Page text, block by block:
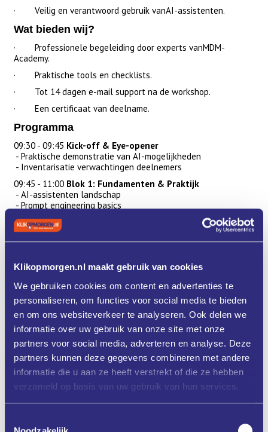
Klikopmorgen.nl maakt gebruik van cookies
We gebruiken cookies om content en advertenties te
personaliseren, om functies voor social media te bieden
en om ons websiteverkeer te analyseren. Ook delen we
informatie over uw gebruik van onze site met onze
partners voor social media, adverteren en analyse. Deze
partners kunnen deze gegevens combineren met andere
informatie die u aan ze heeft verstrekt of die ze hebben
verzameld op basis van uw gebruik van hun services.
· Veilig en verantwoord gebruik vanAI-assistenten.
Wat bieden wij?
· Professionele begeleiding door experts vanMDM-
Academy.
· Praktische tools en checklists.
· Tot 14 dagen e-mail support na de workshop.
· Een certificaat van deelname.
Programma
09:30 - 09:45 Kick-off & Eye-opener
- Praktische demonstratie van AI-mogelijkheden
- Inventarisatie verwachtingen deelnemers
09:45 - 11:00Blok 1: Fundamenten & Praktijk
- AI-assistenten landschap
- Prompt engineering basics
- Groepsdiscussie over bevindingen
11:00 - 11:15Pauze - netwerken
- Advanced prompting technieken
- Real-world scenario challenges
- Implementatie in eigen werkprocessen
- Q&A en concrete takeaways
Werkvormen
· Interactieve presentaties
· Hands-on oefeningen
· Peer learning in kleine groepen
· Scenario-based challenges